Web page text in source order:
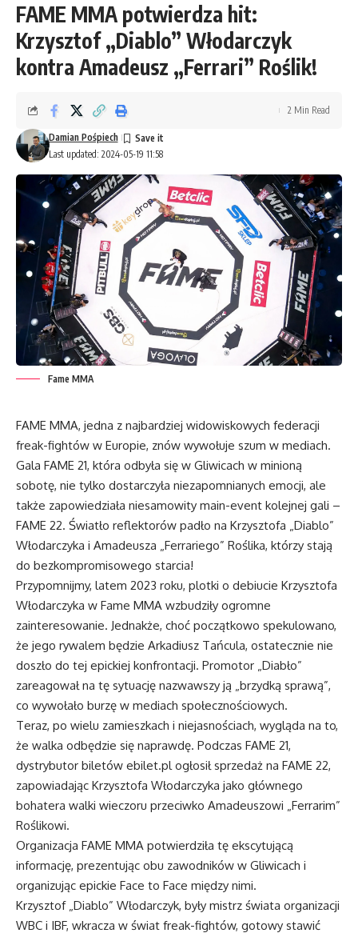
FAME MMA potwierdza hit:
Krzysztof „Diablo” Włodarczyk
kontra Amadeusz „Ferrari” Roślik!
Last updated: 2024-05-19 11:58
Damian Pośpiech
2 Min Read
Fame MMA
FAME MMA, jedna z najbardziej widowiskowych federacji
freak-fightów w Europie, znów wywołuje szum w mediach.
Gala FAME 21, która odbyła się w Gliwicach w minioną
sobotę, nie tylko dostarczyła niezapomnianych emocji, ale
także zapowiedziała niesamowity main-event kolejnej gali –
FAME 22. Światło reflektorów padło na Krzysztofa „Diablo”
Włodarczyka i Amadeusza „Ferrariego” Roślika, którzy stają
do bezkompromisowego starcia!
Przypomnijmy, latem 2023 roku, plotki o debiucie Krzysztofa
Włodarczyka w Fame MMA wzbudziły ogromne
zainteresowanie. Jednakże, choć początkowo spekulowano,
że jego rywalem będzie Arkadiusz Tańcula, ostatecznie nie
doszło do tej epickiej konfrontacji. Promotor „Diabło”
zareagował na tę sytuację nazwawszy ją „brzydką sprawą”,
co wywołało burzę w mediach społecznościowych.
Teraz, po wielu zamieszkach i niejasnościach, wygląda na to,
że walka odbędzie się naprawdę. Podczas FAME 21,
dystrybutor biletów ebilet.pl ogłosił sprzedaż na FAME 22,
zapowiadając Krzysztofa Włodarczyka jako głównego
bohatera walki wieczoru przeciwko Amadeuszowi „Ferrarim”
Roślikowi.
Organizacja FAME MMA potwierdziła tę ekscytującą
informację, prezentując obu zawodników w Gliwicach i
organizując epickie Face to Face między nimi.
Krzysztof „Diablo” Włodarczyk, były mistrz świata organizacji
WBC i IBF, wkracza w świat freak-fightów, gotowy stawić